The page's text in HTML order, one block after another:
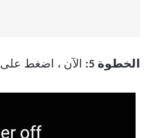
الخطوة 5: الآن ، اضغط على